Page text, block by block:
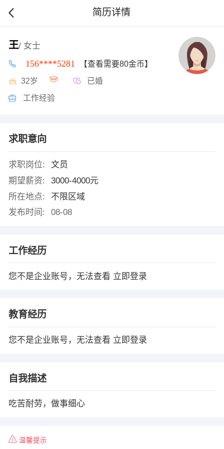
简历详情
王/ 女士
156****5281 【查看需要80金币】
32岁 已婚
工作经验
求职意向
求职岗位:
文员
期望薪资:
3000-4000元
所在地点:
不限区域
发布时间:
08-08
工作经历
您不是企业账号，无法查看 立即登录
教育经历
您不是企业账号，无法查看 立即登录
自我描述
吃苦耐劳，做事细心
温馨提示